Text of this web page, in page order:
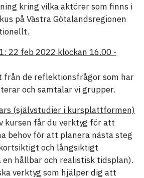
kring vilka aktörer som finns i
på Västra Götalandsregionen
22 feb 2022 klockan 16.00 -
från de reflektionsfrågor som har
och samtalar vi grupper.
(självstudier i kursplattformen)
kursen får du verktyg för att
behov för att planera nästa steg
och långsiktigt
en hållbar och realistisk tidsplan).
verktyg som hjälper dig att